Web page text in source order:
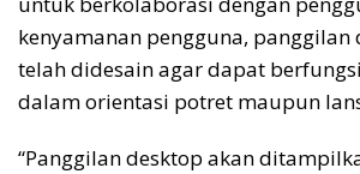
kenyamanan pengguna, panggilan
telah didesain agar dapat
dalam orientasi potret maupun
“Panggilan desktop akan